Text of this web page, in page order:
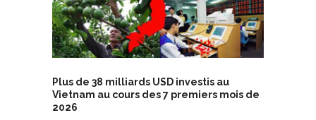
Plus de 38 milliards USD investis au
Vietnam au cours des 7 premiers mois de
2026